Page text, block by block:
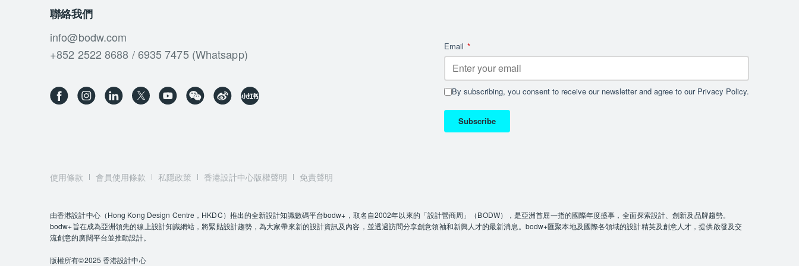
聯絡我們
info@bodw.com
+852 2522 8688 / 6935 7475 (Whatsapp)
Email *
By subscribing, you consent to receive our newsletter and agree to our Privacy Policy.
Subscribe
使用條款 會員使用條款 私隱政策 香港設計中心版權聲明 免責聲明
由香港設計中心（Hong Kong Design Centre，HKDC）推出的全新設計知識數碼平台bodw+，取名自2002年以來的「設計營商周」（BODW），是亞洲首屈一指的國際年度盛事，全面探索設計、創新及品牌趨勢。
bodw+旨在成為亞洲領先的線上設計知識網站，將緊貼設計趨勢，為大家帶來新的設計資訊及內容，並透過訪問分享創意領袖和新興人才的最新消息。bodw+匯聚本地及國際各領域的設計精英及創意人才，提供啟發及交
流創意的廣闊平台並推動設計。
版權所有©2025 香港設計中心